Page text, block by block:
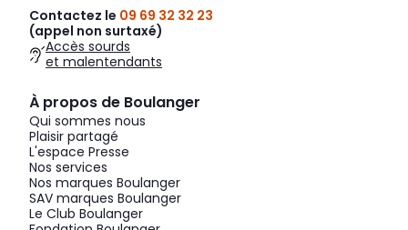
Contactez le 09 69 32 32 23
(appel non surtaxé)
Accès sourds
et malentendants
À propos de Boulanger
Qui sommes nous
Plaisir partagé
L'espace Presse
Nos services
Nos marques Boulanger
SAV marques Boulanger
Le Club Boulanger